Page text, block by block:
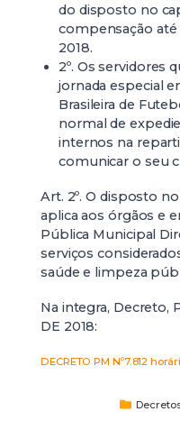
do disposto no
compensação até
2018.
2º. Os servidores
jornada especial
Brasileira de
normal de
internos na
comunicar o seu
Art. 2º. O disposto
aplica aos órgãos e
Pública Municipal
serviços
saúde e limpeza
Na integra, Decreto,
DE 2018:
DECRETO PM Nº7.812